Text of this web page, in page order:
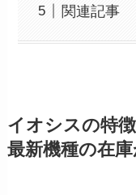
関連記事
イオシスの特
最新機種の在